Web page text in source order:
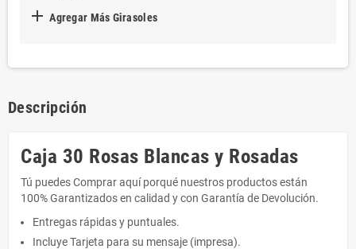
 Agregar Más Girasoles
Descripción
Caja 30 Rosas Blancas y Rosadas
Tú puedes Comprar aquí porqué nuestros productos están
100% Garantizados en calidad y con Garantía de Devolución.
Entregas rápidas y puntuales.
Incluye Tarjeta para su mensaje (impresa).